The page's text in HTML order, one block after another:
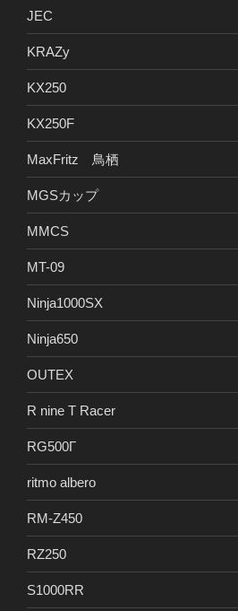
JEC
KRAZy
KX250
KX250F
MaxFritz 鳥栖
MGSカップ
MMCS
MT-09
Ninja1000SX
Ninja650
OUTEX
R nine T Racer
RG500Γ
ritmo albero
RM-Z450
RZ250
S1000RR